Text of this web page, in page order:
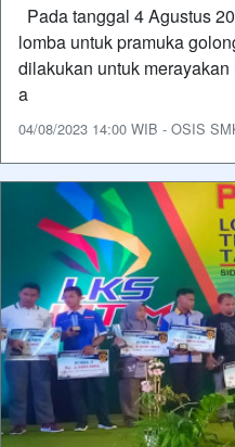
Pada tanggal 4 Agustus
lomba untuk pramuka
dilakukan untuk
a
04/08/2023 14:00 WIB - OSIS